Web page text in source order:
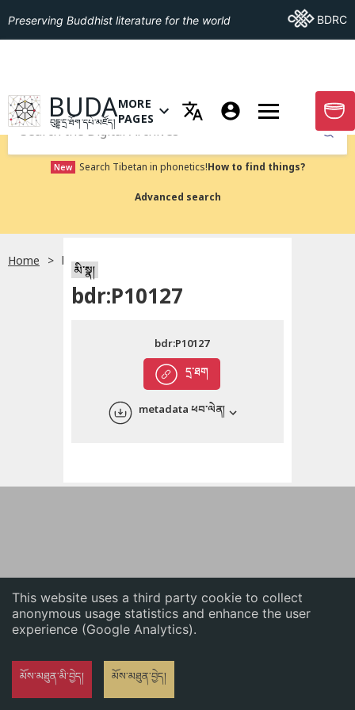
This website uses a third party cookie to collect
anonymous usage statistics and enhance the user
experience (Google Analytics).
མོས་མཐུན་མི་བྱེད། མོས་མཐུན་བྱེད།
English
Preserving Buddhist literature for the world Go ToBDRC
GO TO HOMEPAGE
BUDA
བུདྡྷ་དྲ་ཐོག་དཔེ་མཛོད།
OPEN MENU OF MORE PAGES
MORE
PAGES
GO
Submit
New Search Tibetan in phonetics!How to find things?
Advanced search
Home bdr:P10127
མི་སྣ།
bdr:P10127
དྲ་ཐག
bdr:P10127
metadata ཕབ་ལེན།